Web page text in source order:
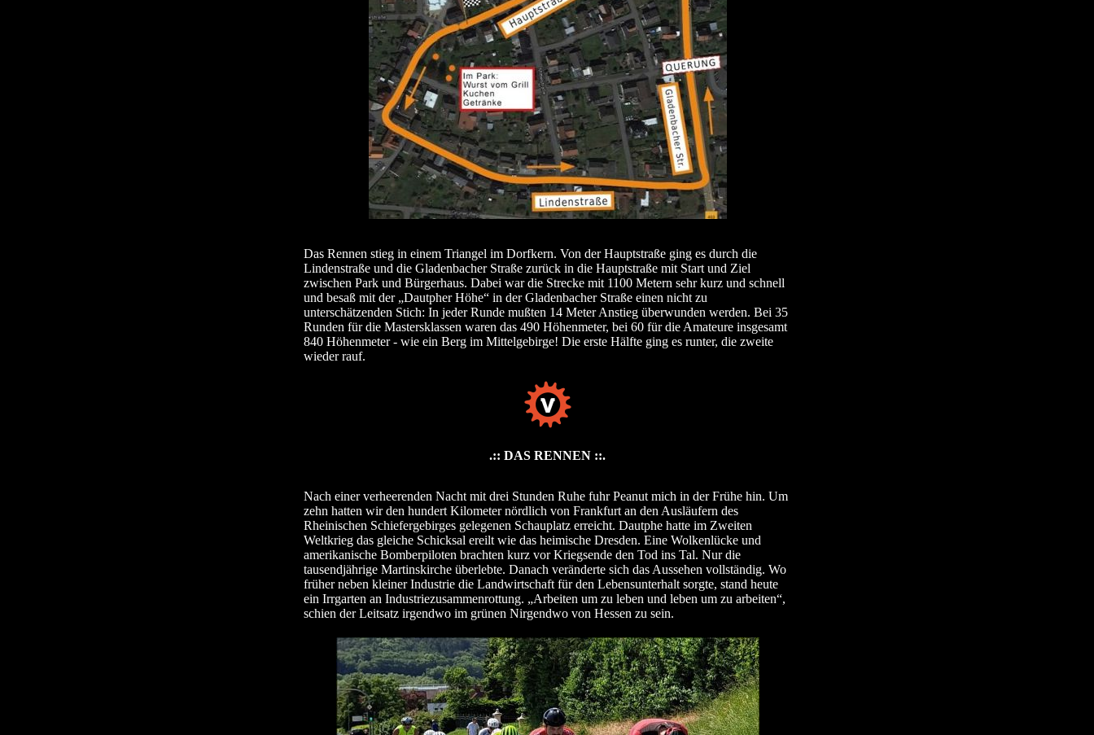
Das Rennen stieg in einem Triangel im Dorfkern. Von der Hauptstraße ging es durch die
Lindenstraße und die Gladenbacher Straße zurück in die Hauptstraße mit Start und Ziel
zwischen Park und Bürgerhaus. Dabei war die Strecke mit 1100 Metern sehr kurz und schnell
und besaß mit der „Dautpher Höhe“ in der Gladenbacher Straße einen nicht zu
unterschätzenden Stich: In jeder Runde mußten 14 Meter Anstieg überwunden werden. Bei 35
Runden für die Mastersklassen waren das 490 Höhenmeter, bei 60 für die Amateure insgesamt
840 Höhenmeter - wie ein Berg im Mittelgebirge! Die erste Hälfte ging es runter, die zweite
wieder rauf.
.:: DAS RENNEN ::.
Nach einer verheerenden Nacht mit drei Stunden Ruhe fuhr Peanut mich in der Frühe hin. Um
zehn hatten wir den hundert Kilometer nördlich von Frankfurt an den Ausläufern des
Rheinischen Schiefergebirges gelegenen Schauplatz erreicht. Dautphe hatte im Zweiten
Weltkrieg das gleiche Schicksal ereilt wie das heimische Dresden. Eine Wolkenlücke und
amerikanische Bomberpiloten brachten kurz vor Kriegsende den Tod ins Tal. Nur die
tausendjährige Martinskirche überlebte. Danach veränderte sich das Aussehen vollständig. Wo
früher neben kleiner Industrie die Landwirtschaft für den Lebensunterhalt sorgte, stand heute
ein Irrgarten an Industriezusammenrottung. „Arbeiten um zu leben und leben um zu arbeiten“,
schien der Leitsatz irgendwo im grünen Nirgendwo von Hessen zu sein.